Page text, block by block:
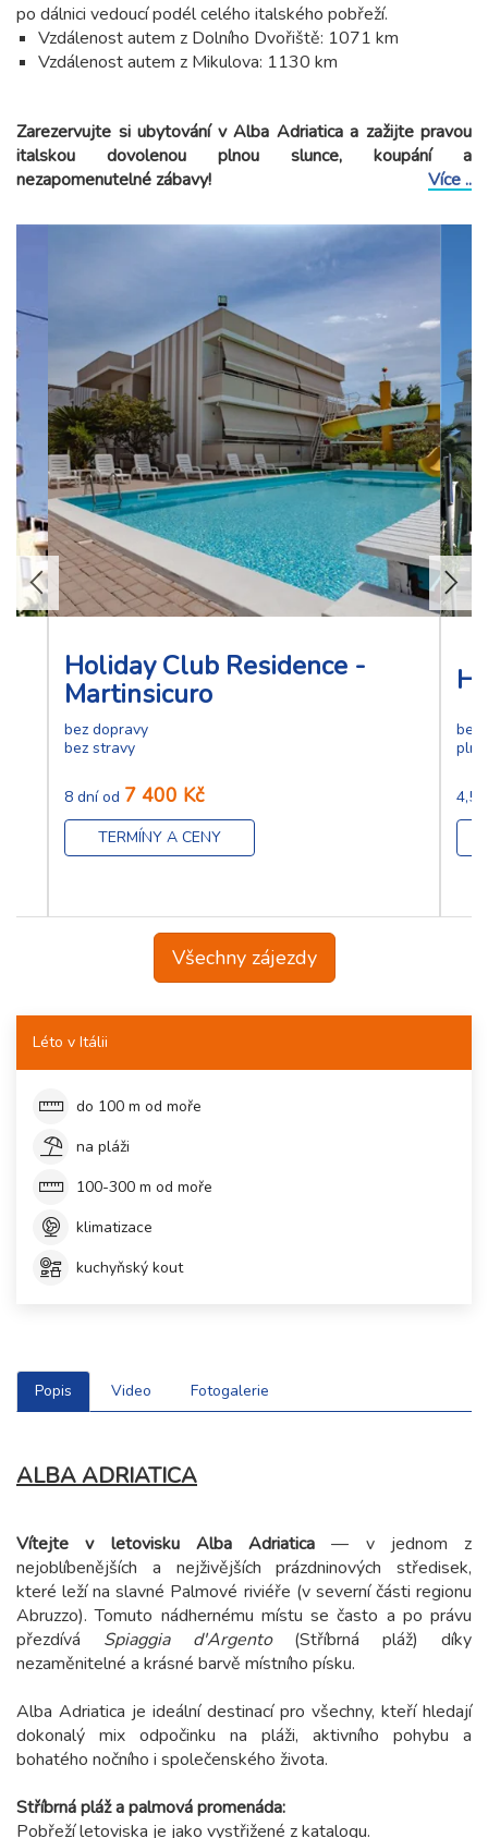
Léto v Itálii
do 100 m od moře
na pláži
100-300 m od moře
klimatizace
kuchyňský kout
po dálnici vedoucí podél celého italského pobřeží.
Vzdálenost autem z Dolního Dvořiště: 1071 km
Vzdálenost autem z Mikulova: 1130 km
Zarezervujte si ubytování v Alba Adriatica a zažijte pravou
italskou dovolenou plnou slunce, koupání a
nezapomenutelné zábavy!
Více ..
Holiday Club Residence -
Martinsicuro
bez dopravy
bez stravy
8 dní od 7 400 Kč
TERMÍNY A CENY
bez
Všechny zájezdy
Popis Video Fotogalerie
ALBA ADRIATICA
Vítejte v letovisku Alba Adriatica — v jednom z
nejoblíbenějších a nejživějších prázdninových středisek,
které leží na slavné Palmové riviéře (v severní části regionu
Abruzzo). Tomuto nádhernému místu se často a po právu
přezdívá Spiaggia d'Argento(Stříbrná pláž) díky
nezaměnitelné a krásné barvě místního písku.
Alba Adriatica je ideální destinací pro všechny, kteří hledají
dokonalý mix odpočinku na pláži, aktivního pohybu a
bohatého nočního i společenského života.
Stříbrná pláž a palmová promenáda:
Pobřeží letoviska je jako vystřižené z katalogu.